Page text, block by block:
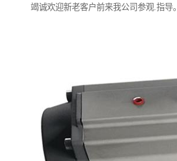
竭诚欢迎新老客户前来我公司参观.指导。